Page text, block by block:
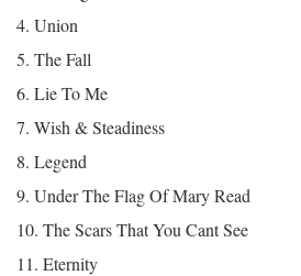
4. Union
5. The Fall
6. Lie To Me
7. Wish & Steadiness
8. Legend
9. Under The Flag Of Mary Read
10. The Scars That You Cant See
11. Eternity